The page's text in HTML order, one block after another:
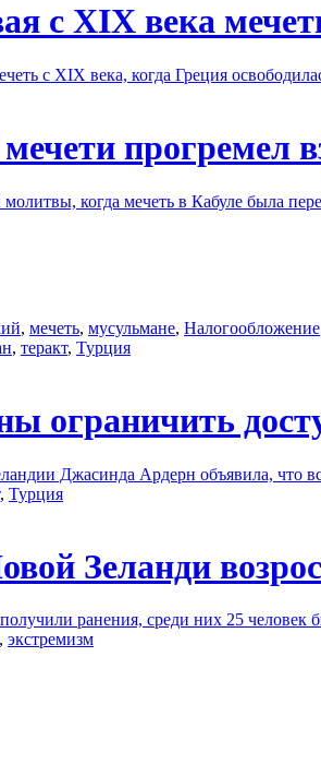
с XIX века
с XIX века, когда Греция
прогремел
когда мечеть в Кабуле была
, мечеть, мусульмане, Налогообложение
, теракт, Турция
ограничить
Джасинда Ардерн объявила, что
, Турция
Зеланди
ранения, среди них 25 человек
, экстремизм